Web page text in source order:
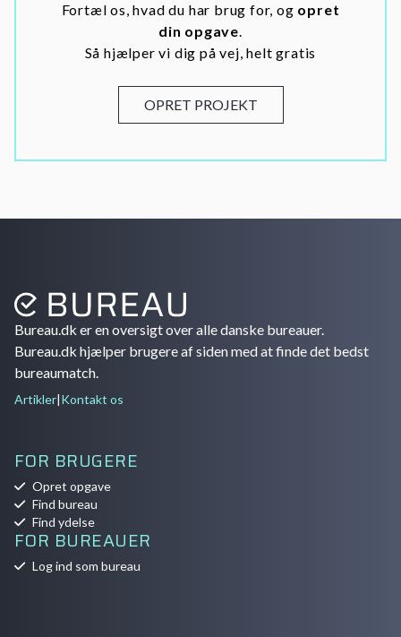
Fortæl os, hvad du har brug for, og opret
din opgave.
Så hjælper vi dig på vej, helt gratis
OPRET PROJEKT
Bureau.dk er en oversigt over alle danske bureauer.
Bureau.dk hjælper brugere af siden med at finde det bedst
bureaumatch.
Artikler|Kontakt os
FOR BRUGERE
Opret opgave
Find bureau
Find ydelse
FOR BUREAUER
Log ind som bureau